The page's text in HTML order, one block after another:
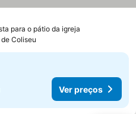
para o pátio da igreja
de Coliseu
Ver preços